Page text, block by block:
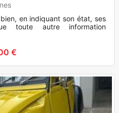
en indiquant son état, ses
toute autre information
€